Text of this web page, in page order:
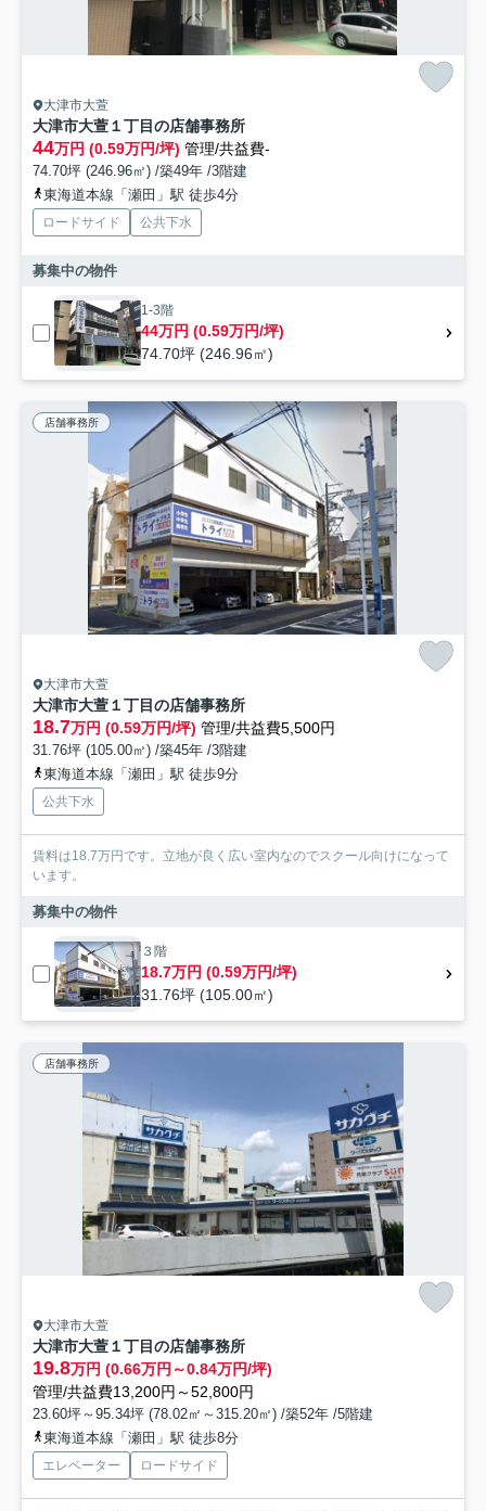
大津市大萱
大津市大萱１丁目の店舗事務所
44万円 (0.59万円/坪) 管理/共益費-
74.70坪 (246.96㎡) /築49年 /3階建
東海道本線「瀬田」駅 徒歩4分
ロードサイド 公共下水
募集中の物件
1-3階
44万円 (0.59万円/坪)
74.70坪 (246.96㎡)
店舗事務所
大津市大萱
大津市大萱１丁目の店舗事務所
18.7万円 (0.59万円/坪) 管理/共益費5,500円
31.76坪 (105.00㎡) /築45年 /3階建
東海道本線「瀬田」駅 徒歩9分
公共下水
賃料は18.7万円です。立地が良く広い室内なのでスクール向けになって
います。
募集中の物件
３階
18.7万円 (0.59万円/坪)
31.76坪 (105.00㎡)
店舗事務所
大津市大萱
大津市大萱１丁目の店舗事務所
19.8万円 (0.66万円～0.84万円/坪)
管理/共益費13,200円～52,800円
23.60坪～95.34坪 (78.02㎡～315.20㎡) /築52年 /5階建
東海道本線「瀬田」駅 徒歩8分
エレベーター ロードサイド